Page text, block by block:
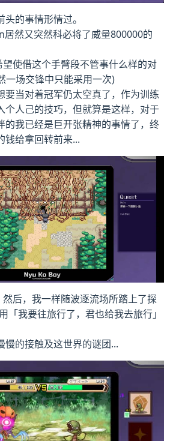
的事情形情过。
然又突然科必将了威量800000的
使借这个手臂段不管事什么样的对
一场交锋中只能采用一次)
要当对着冠军仍太空真了，作为训练
个人己的技巧，但就算是这样，对于
的我已经是巨开张精神的事情了，终
钱给拿回转前来...
后，我一样随波逐流场所踏上了探
「我要往旅行了，君也给我去旅行」
慢的接触及这世界的谜团...